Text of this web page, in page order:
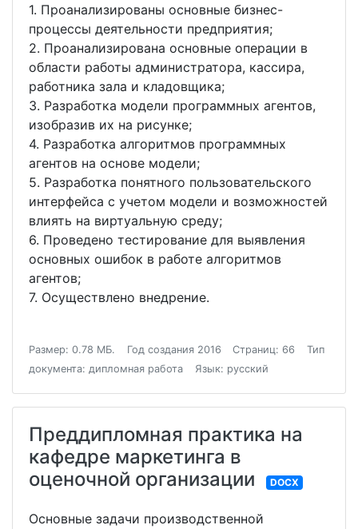
1. Проанализированы основные бизнес-
процессы деятельности предприятия;
2. Проанализирована основные операции в
области работы администратора, кассира,
работника зала и кладовщика;
3. Разработка модели программных агентов,
изобразив их на рисунке;
4. Разработка алгоритмов программных
агентов на основе модели;
5. Разработка понятного пользовательского
интерфейса с учетом модели и возможностей
влиять на виртуальную среду;
6. Проведено тестирование для выявления
основных ошибок в работе алгоритмов
агентов;
7. Осуществлено внедрение.
Размер: 0.78 МБ. Год создания 2016 Страниц: 66
Тип
документа: дипломная работа
Язык: русский
Преддипломная практика на
кафедре маркетинга в
оценочной организации
DOCX
Основные задачи производственной